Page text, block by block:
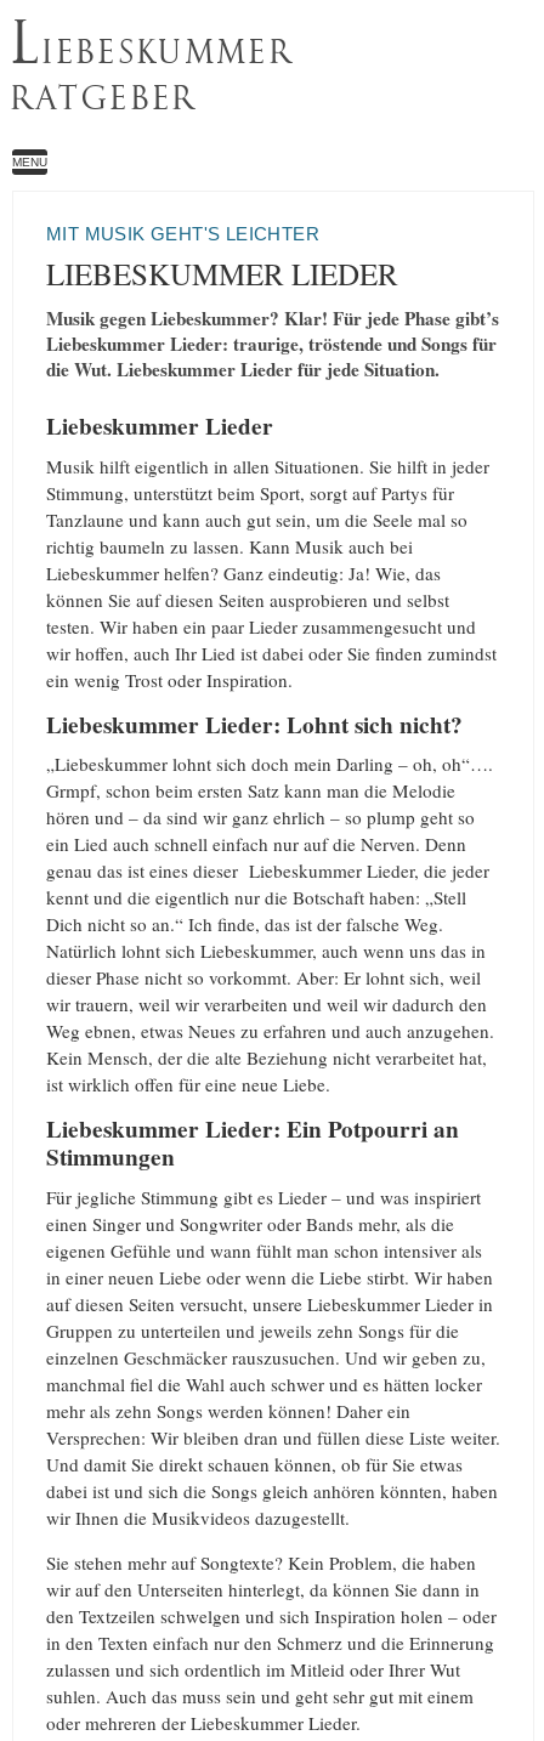
LIEBESKUMMER
RATGEBER
MENU
MIT MUSIK GEHT'S LEICHTER
LIEBESKUMMER LIEDER
Musik gegen Liebeskummer? Klar! Für jede Phase gibt’s
Liebeskummer Lieder: traurige, tröstende und Songs für
die Wut. Liebeskummer Lieder für jede Situation.
Liebeskummer Lieder
Musik hilft eigentlich in allen Situationen. Sie hilft in jeder
Stimmung, unterstützt beim Sport, sorgt auf Partys für
Tanzlaune und kann auch gut sein, um die Seele mal so
richtig baumeln zu lassen. Kann Musik auch bei
Liebeskummer helfen? Ganz eindeutig: Ja! Wie, das
können Sie auf diesen Seiten ausprobieren und selbst
testen. Wir haben ein paar Lieder zusammengesucht und
wir hoffen, auch Ihr Lied ist dabei oder Sie finden zumindst
ein wenig Trost oder Inspiration.
Liebeskummer Lieder: Lohnt sich nicht?
„Liebeskummer lohnt sich doch mein Darling – oh, oh“….
Grmpf, schon beim ersten Satz kann man die Melodie
hören und – da sind wir ganz ehrlich – so plump geht so
ein Lied auch schnell einfach nur auf die Nerven. Denn
genau das ist eines dieser Liebeskummer Lieder, die jeder
kennt und die eigentlich nur die Botschaft haben: „Stell
Dich nicht so an.“ Ich finde, das ist der falsche Weg.
Natürlich lohnt sich Liebeskummer, auch wenn uns das in
dieser Phase nicht so vorkommt. Aber: Er lohnt sich, weil
wir trauern, weil wir verarbeiten und weil wir dadurch den
Weg ebnen, etwas Neues zu erfahren und auch anzugehen.
Kein Mensch, der die alte Beziehung nicht verarbeitet hat,
ist wirklich offen für eine neue Liebe.
Liebeskummer Lieder: Ein Potpourri an
Stimmungen
Für jegliche Stimmung gibt es Lieder – und was inspiriert
einen Singer und Songwriter oder Bands mehr, als die
eigenen Gefühle und wann fühlt man schon intensiver als
in einer neuen Liebe oder wenn die Liebe stirbt. Wir haben
auf diesen Seiten versucht, unsere Liebeskummer Lieder in
Gruppen zu unterteilen und jeweils zehn Songs für die
einzelnen Geschmäcker rauszusuchen. Und wir geben zu,
manchmal fiel die Wahl auch schwer und es hätten locker
mehr als zehn Songs werden können! Daher ein
Versprechen: Wir bleiben dran und füllen diese Liste weiter.
Und damit Sie direkt schauen können, ob für Sie etwas
dabei ist und sich die Songs gleich anhören könnten, haben
wir Ihnen die Musikvideos dazugestellt.
Sie stehen mehr auf Songtexte? Kein Problem, die haben
wir auf den Unterseiten hinterlegt, da können Sie dann in
den Textzeilen schwelgen und sich Inspiration holen – oder
in den Texten einfach nur den Schmerz und die Erinnerung
zulassen und sich ordentlich im Mitleid oder Ihrer Wut
suhlen. Auch das muss sein und geht sehr gut mit einem
oder mehreren der Liebeskummer Lieder.